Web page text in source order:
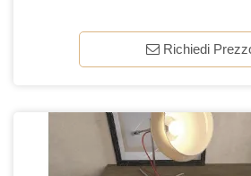
Richiedi